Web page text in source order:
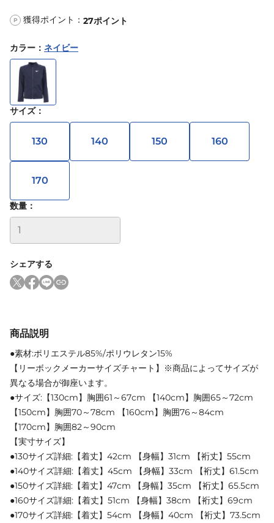
P 獲得ポイント： 27ポイント
カラー ： ネイビー
サイズ：
130 140 150 160
170
数量：
シェアする
商品説明
●素材:ポリエステル85%/ポリウレタン15%
【リーボックメーカーサイズチャート】※商品によってサイズが
異なる場合が御座います。
●サイズ:【130cm】胸囲61～67cm 【140cm】胸囲65～72cm
【150cm】胸囲70～78cm 【160cm】胸囲76～84cm
【170cm】胸囲82～90cm
【実寸サイズ】
●130サイズ詳細:【着丈】42cm 【身幅】31cm 【裄丈】55cm
●140サイズ詳細:【着丈】45cm 【身幅】33cm 【裄丈】61.5cm
●150サイズ詳細:【着丈】47cm 【身幅】35cm 【裄丈】65.5cm
●160サイズ詳細:【着丈】51cm 【身幅】38cm 【裄丈】69cm
●170サイズ詳細:【着丈】54cm 【身幅】40cm 【裄丈】73.5cm